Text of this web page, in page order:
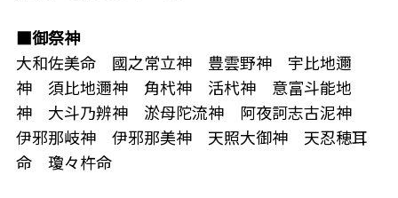
■御祭神
大和佐美命 國之常立神 豊雲野神 宇比地邇
神 須比地邇神 角杙神 活杙神 意富斗能地
神 大斗乃辨神 淤母陀流神 阿夜訶志古泥神
伊邪那岐神 伊邪那美神 天照大御神 天忍穂耳
命 瓊々杵命